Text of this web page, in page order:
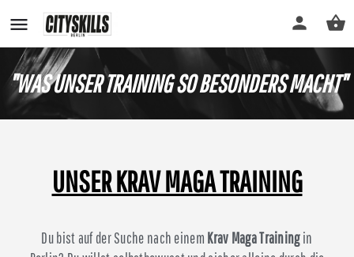
"WAS UNSER TRAINING SO BESONDERS MACHT"
UNSER KRAV MAGA TRAINING
Du bist auf der Suche nach einem Krav Maga Trainingin